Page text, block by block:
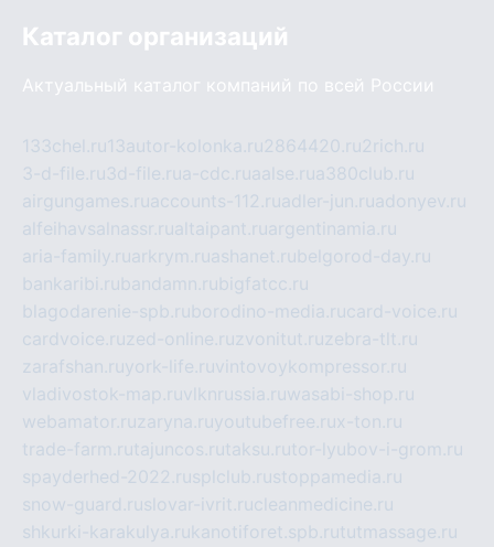
Каталог организаций
Актуальный каталог компаний по всей России
133chel.ru13autor-kolonka.ru2864420.ru2rich.ru
3-d-file.ru3d-file.rua-cdc.ruaalse.rua380club.ru
airgungames.ruaccounts-112.ruadler-jun.ruadonyev.ru
alfeihavsalnassr.rualtaipant.ruargentinamia.ru
aria-family.ruarkrym.ruashanet.rubelgorod-day.ru
bankaribi.rubandamn.rubigfatcc.ru
blagodarenie-spb.ruborodino-media.rucard-voice.ru
cardvoice.ruzed-online.ruzvonitut.ruzebra-tlt.ru
zarafshan.ruyork-life.ruvintovoykompressor.ru
vladivostok-map.ruvlknrussia.ruwasabi-shop.ru
webamator.ruzaryna.ruyoutubefree.rux-ton.ru
trade-farm.rutajuncos.rutaksu.rutor-lyubov-i-grom.ru
spayderhed-2022.rusplclub.rustoppamedia.ru
snow-guard.ruslovar-ivrit.rucleanmedicine.ru
shkurki-karakulya.rukanotiforet.spb.rututmassage.ru